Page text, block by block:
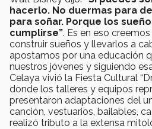
hacerlo. No duermas para
para soñar. Porque los
cumplirse”. Es en eso
construir sueños y llevarlos a
apostamos por una educación
nuestros jóvenes y siguiendo
Celaya vivió la Fiesta Cultural
donde los talleres y equipos
presentaron adaptaciones del
canción, vestuarios, bailables,
realizó tributo a la extensa